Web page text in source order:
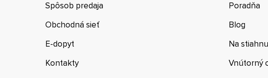
Spôsob predaja
Obchodná sieť
E-dopyt
Kontakty
Poradňa
Blog
Na
Vnútorný